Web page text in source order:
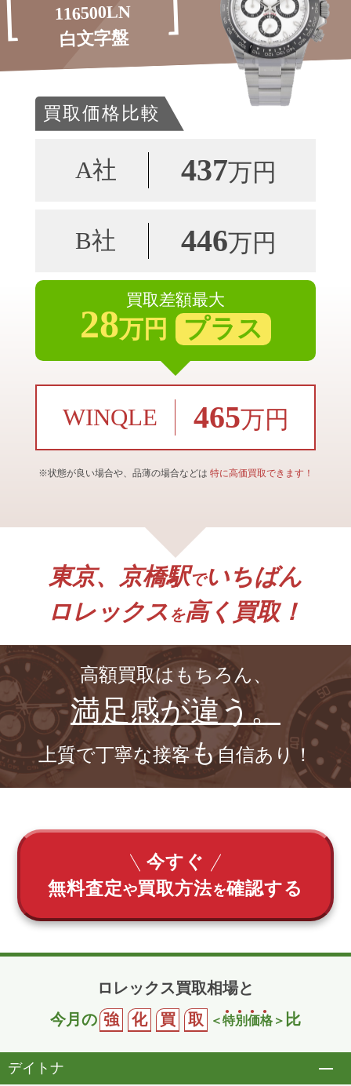
116500LN
白文字盤
買取価格比較
A社 437万円
B社 446万円
買取差額最大
28万円 プラス
WINQLE 465万円
※状態が良い場合や、品薄の場合などは 特に高価買取できます！
東京、京橋駅でいちばん
ロレックス を高く買取！
高額買取はもちろん、
満足感が違う。
上質で丁寧な接客も自信あり！
今すぐ
無料査定や買取方法を確認する
ロレックス買取相場と
今月の 強 化 買 取 ＜特別価格 ＞ 比
デイトナ